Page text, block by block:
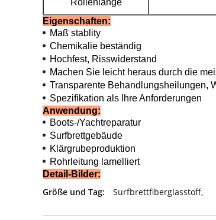
Rollenlänge
Eigenschaften:
Maß stablity
Chemikalie beständig
Hochfest, Risswiderstand
Machen Sie leicht heraus durch die
Transparente Behandlungsheilungen,
Spezifikation als Ihre Anforderungen
Anwendung:
Boots-/Yachtreparatur
Surfbrettgebäude
Klärgrubeproduktion
Rohrleitung lamelliert
Detail-Bilder:
Größe und Tag: Surfbrettfiberglasstoff,